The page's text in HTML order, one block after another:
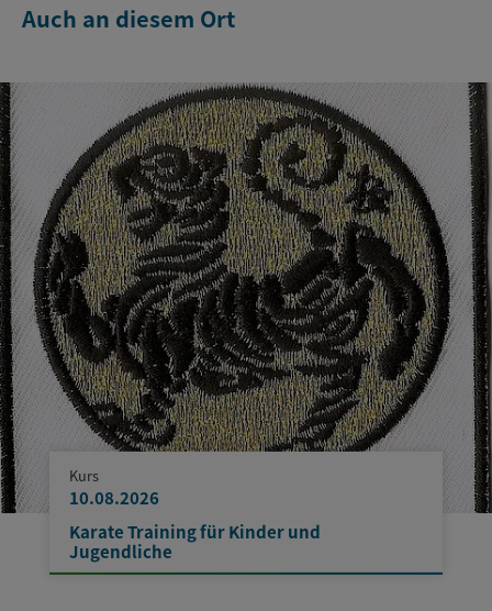
Auch an diesem Ort
Kurs
10.08.2026
Karate Training für Kinder und
Jugendliche